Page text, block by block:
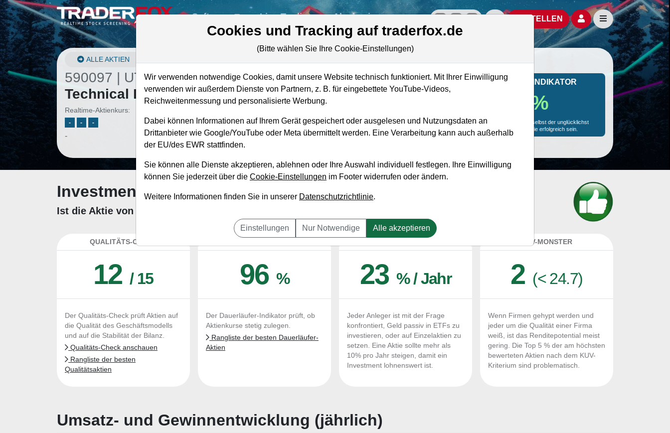
Software Live-Trading Akademie offizielle Social Media-AccountsAktien- und Artikelsuche öffnen
BESTELLEN Seitennavigation
ALLE AKTIEN
590097 | UTI–Universal
Technical Institute Aktie
Realtime-Aktienkurs:
- - -
-
Marktkapitalisierung 1,60 Mrd. USD
Unternehmenswert
Umsatz 835,62 Mio. USD
MONKEY-TRADER INDIKATOR
78.5 %
Mit 78.5 % Wahrscheinlichkeit wird selbst der unglücklichst
agierende Trader mit dieser Aktie erfolgreich sein.
Investment-Check: Kaufempfehlung?
Ist die Aktie von Universal Technical Institute zum Kaufen und Liegenlassen geeignet?
QUALITÄTS-CHECK
12/ 15
Der Qualitäts-Check prüft Aktien auf
die Qualität des Geschäftsmodells
und auf die Stabilität der Bilanz.
Qualitäts-Check anschauen
Rangliste der besten
Qualitätsaktien
96 %
Der Dauerläufer-Indikator prüft, ob
Aktienkurse stetig zulegen.
Rangliste der besten Dauerläufer-
Aktien
23 % / Jahr
Jeder Anleger ist mit der Frage
konfrontiert, Geld passiv in ETFs zu
investieren, oder auf Einzelaktien zu
setzen. Eine Aktie sollte mehr als
10% pro Jahr steigen, damit ein
Investment lohnenswert ist.
KUV-MONSTER
2 (< 24.7)
Wenn Firmen gehypt werden und
jeder um die Qualität einer Firma
weiß, ist das Renditepotential meist
gering. Die Top 5 % der am höchsten
bewerteten Aktien nach dem KUV-
Kriterium sind problematisch.
Umsatz- und Gewinnentwicklung (jährlich)
Cookies und Tracking auf traderfox.de
(Bitte wählen Sie Ihre Cookie-Einstellungen)
Wir verwenden notwendige Cookies, damit unsere Website technisch funktioniert. Mit Ihrer Einwilligung
verwenden wir außerdem Dienste von Partnern, z. B. für eingebettete YouTube-Videos,
Reichweitenmessung und personalisierte Werbung.
Dabei können Informationen auf Ihrem Gerät gespeichert oder ausgelesen und Nutzungsdaten an
Drittanbieter wie Google/YouTube oder Meta übermittelt werden. Eine Verarbeitung kann auch außerhalb
der EU/des EWR stattfinden.
Sie können alle Dienste akzeptieren, ablehnen oder Ihre Auswahl individuell festlegen. Ihre Einwilligung
können Sie jederzeit über die Cookie-Einstellungen im Footer widerrufen oder ändern.
Weitere Informationen finden Sie in unserer Datenschutzrichtlinie.
Einstellungen Nur Notwendige Alle akzeptieren